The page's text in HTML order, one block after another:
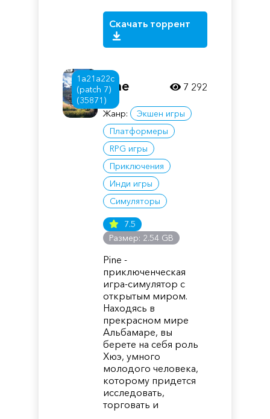
Скачать торрент
1a21a22c
(patch 7)
(35871)
Pine
Жанр:
Экшен игры
Платформеры
RPG игры
Приключения
Инди игры
Симуляторы
7.5
Размер: 2.54 GB
Pine -
приключенческая
игра-симулятор с
открытым миром.
Находясь в
прекрасном мире
Альбамаре, вы
берете на себя роль
Хюэ, умного
молодого человека,
которому придется
исследовать,
торговать и
7 292